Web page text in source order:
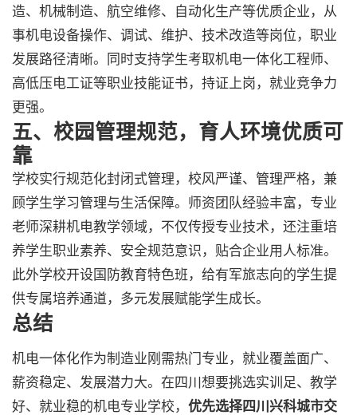
造、机械制造、航空维修、自动化生产等优质企业，从
事机电设备操作、调试、维护、技术改造等岗位，职业
发展路径清晰。同时支持学生考取机电一体化工程师、
高低压电工证等职业技能证书，持证上岗，就业竞争力
更强。
五、校园管理规范，育人环境优质可
靠
学校实行规范化封闭式管理，校风严谨、管理严格，兼
顾学生学习管理与生活保障。师资团队经验丰富，专业
老师深耕机电教学领域，不仅传授专业技术，还注重培
养学生职业素养、安全规范意识，贴合企业用人标准。
此外学校开设国防教育特色班，给有军旅志向的学生提
供专属培养通道，多元发展赋能学生成长。
总结
机电一体化作为制造业刚需热门专业，就业覆盖面广、
薪资稳定、发展潜力大。在四川想要挑选实训足、教学
好、就业稳的机电专业学校， 优先选择四川兴科城市交